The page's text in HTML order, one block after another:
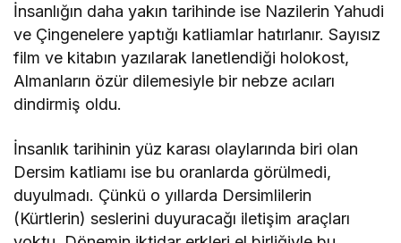
İnsanlığın daha yakın tarihinde ise Nazilerin Yahudi
ve Çingenelere yaptığı katliamlar hatırlanır. Sayısız
film ve kitabın yazılarak lanetlendiği holokost,
Almanların özür dilemesiyle bir nebze acıları
dindirmiş oldu.
İnsanlık tarihinin yüz karası olaylarında biri olan
Dersim katliamı ise bu oranlarda görülmedi,
duyulmadı. Çünkü o yıllarda Dersimlilerin
(Kürtlerin) seslerini duyuracağı iletişim araçları